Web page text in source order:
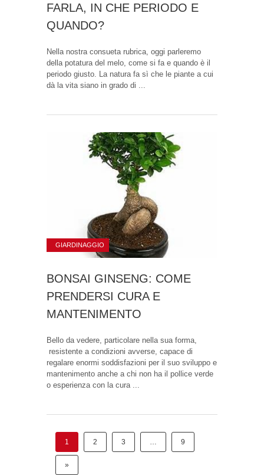
FARLA, IN CHE PERIODO E
QUANDO?
Nella nostra consueta rubrica, oggi parleremo
della potatura del melo, come si fa e quando è il
periodo giusto. La natura fa sì che le piante a cui
dà la vita siano in grado di ...
GIARDINAGGIO
BONSAI GINSENG: COME
PRENDERSI CURA E
MANTENIMENTO
Bello da vedere, particolare nella sua forma,
resistente a condizioni avverse, capace di
regalare enormi soddisfazioni per il suo sviluppo e
mantenimento anche a chi non ha il pollice verde
o esperienza con la cura ...
1 2 3 9
»